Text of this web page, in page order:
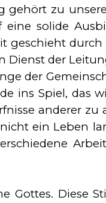
gehört zu
solide
durch
Dienst der
der
ins Spiel, das
anderer
ein Leben
Gottes. Diese